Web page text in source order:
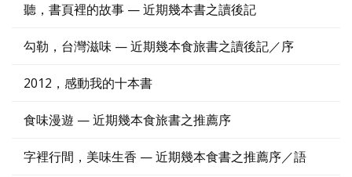
聽，書頁裡的故事 — 近期幾本書之讀後記
勾勒，台灣滋味 — 近期幾本食旅書之讀後記／序
2012，感動我的十本書
食味漫遊 — 近期幾本食旅書之推薦序
字裡行間，美味生香 — 近期幾本食書之推薦序／語